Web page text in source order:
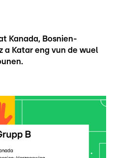
Kanada, Bosnien-
a Katar eng vun de wuel